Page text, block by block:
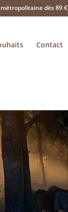
dès 89 €
Contact